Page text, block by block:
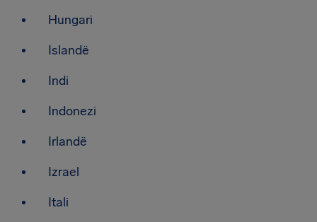
Hungari
Islandë
Indi
Indonezi
Irlandë
Izrael
Itali